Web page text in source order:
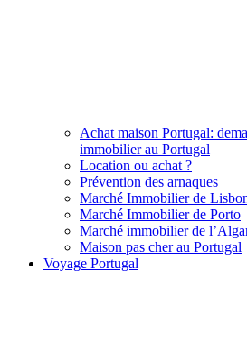
Achat maison Portugal:
immobilier au Portugal
Location ou achat ?
Prévention des arnaques
Marché Immobilier de
Marché Immobilier de Porto
Marché immobilier de
Maison pas cher au Portugal
Voyage Portugal